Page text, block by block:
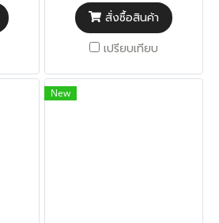
สั่งซื้อสินค้า
เปรียบเทียบ
New